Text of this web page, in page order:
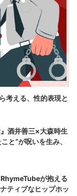
考える、性的表現と
酒井善三×大森時生
と“が呪いを生み、
が抱える
ティブなヒップホッ